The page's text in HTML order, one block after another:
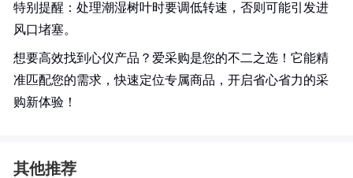
特别提醒：处理潮湿树叶时要调低转速，否则可能引发进
风口堵塞。
想要高效找到心仪产品？爱采购是您的不二之选！它能精
准匹配您的需求，快速定位专属商品，开启省心省力的采
购新体验！
其他推荐